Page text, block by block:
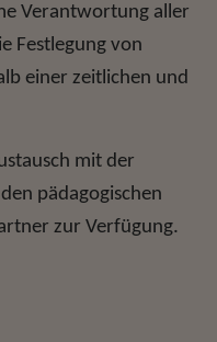
Verantwortung aller
Festlegung von
einer zeitlichen und
mit der
pädagogischen
zur Verfügung.